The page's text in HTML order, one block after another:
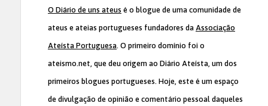
O Diário de uns ateus é o blogue de uma comunidade de
ateus e ateias portugueses fundadores da Associação
Ateísta Portuguesa. O primeiro domínio foi o
ateismo.net, que deu origem ao Diário Ateísta, um dos
primeiros blogues portugueses. Hoje, este é um espaço
de divulgação de opinião e comentário pessoal daqueles